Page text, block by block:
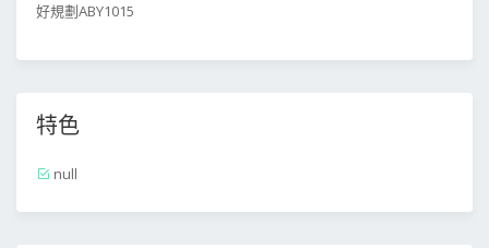
好規劃ABY1015
特色
null